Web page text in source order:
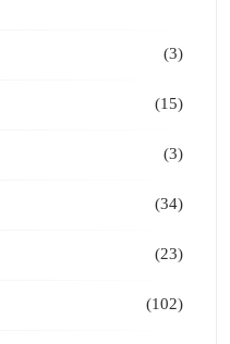
(3)
(15)
(3)
(34)
(23)
(102)